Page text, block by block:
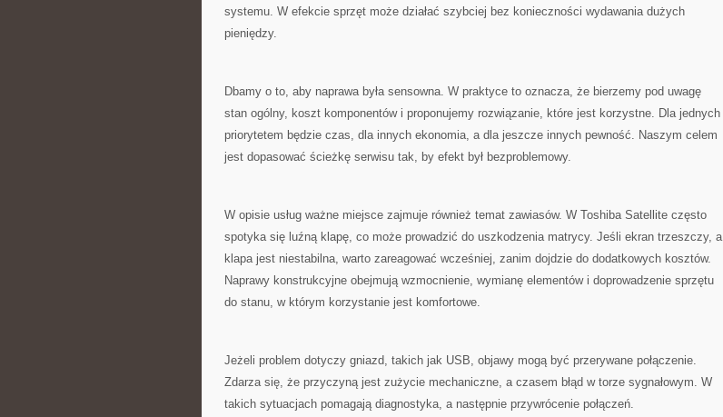
systemu. W efekcie sprzęt może działać szybciej bez konieczności wydawania dużych
pieniędzy.
Dbamy o to, aby naprawa była sensowna. W praktyce to oznacza, że bierzemy pod uwagę
stan ogólny, koszt komponentów i proponujemy rozwiązanie, które jest korzystne. Dla jednych
priorytetem będzie czas, dla innych ekonomia, a dla jeszcze innych pewność. Naszym celem
jest dopasować ścieżkę serwisu tak, by efekt był bezproblemowy.
W opisie usług ważne miejsce zajmuje również temat zawiasów. W Toshiba Satellite często
spotyka się luźną klapę, co może prowadzić do uszkodzenia matrycy. Jeśli ekran trzeszczy, a
klapa jest niestabilna, warto zareagować wcześniej, zanim dojdzie do dodatkowych kosztów.
Naprawy konstrukcyjne obejmują wzmocnienie, wymianę elementów i doprowadzenie sprzętu
do stanu, w którym korzystanie jest komfortowe.
Jeżeli problem dotyczy gniazd, takich jak USB, objawy mogą być przerywane połączenie.
Zdarza się, że przyczyną jest zużycie mechaniczne, a czasem błąd w torze sygnałowym. W
takich sytuacjach pomagają diagnostyka, a następnie przywrócenie połączeń.